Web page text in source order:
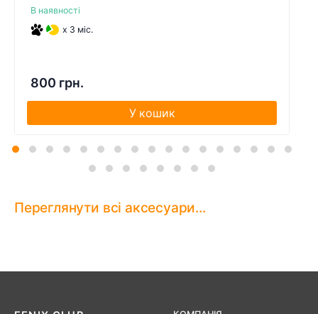
В наявності
x 3 міс.
800 грн.
У кошик
Переглянути всі аксесуари...